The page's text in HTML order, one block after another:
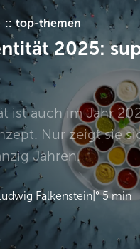
top-themen
2025:
ist auch im Jahr
Nur zeigt sie
Jahren.
Falkenstein|° 5 min